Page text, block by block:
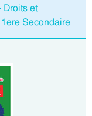
Droits et
Secondaire